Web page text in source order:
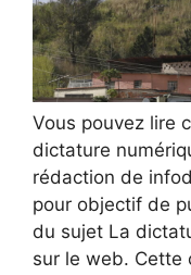
Vous pouvez lire
dictature
rédaction de
pour objectif de
du sujet La
sur le web. Cette